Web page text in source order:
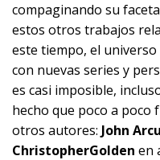
compaginando su
estos otros trabajos
este tiempo, el
con nuevas series y
es casi imposible,
hecho que poco a poco
otros autores: John
ChristopherGolden en